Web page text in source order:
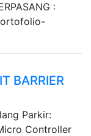
:
BARRIER
Parkir:
Controller